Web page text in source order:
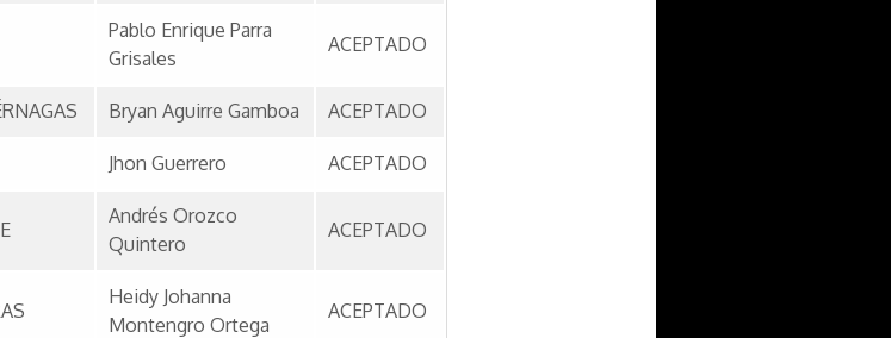
Pablo Enrique Parra
Grisales
ACEPTADO
Bryan Aguirre Gamboa ACEPTADO
Jhon Guerrero ACEPTADO
Andrés Orozco
Quintero
ACEPTADO
Heidy Johanna
Montengro Ortega
ACEPTADO